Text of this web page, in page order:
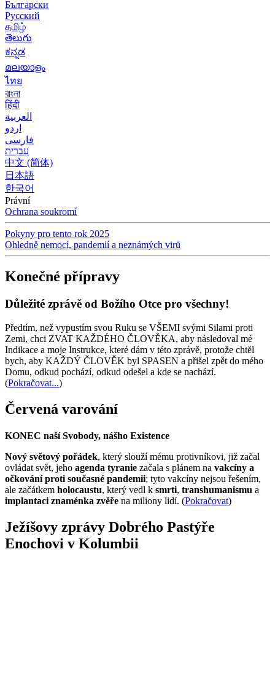
Български
Русский
தமிழ்
తెలుగు
ಕನ್ನಡ
മലയാളം
ไทย
বাংলা
हिंदी
العربية
اردو
فارسی
עִברִית
中文 (简体)
日本語
한국어
Právní
Ochrana soukromí
Pokyny pro tento rok 2025
Ohledně nemocí, pandemií a neznámých virů
Konečné přípravy
Důležité zprávě od Božího Otce pro všechny!
Předtím, než vypustím svou Ruku se VŠEMI svými Silami proti
Zemi, chci ZVAT KAŽDÉHO ČLOVĚKA, aby následoval mé
Indikace a moje Instrukce, které dám v této zprávě, protože chtěl
bych, aby KAŽDÝ ČLOVĚK byl SPASEN a přišel zpět do mého
Domu, odkud pochází, odkud odešel a kde se nachází.
(Pokračovat...)
Červená varování
KONEC naší Svobody, nášho Existence
Nový světový pořádek, který slouží mému protivníkovi, již začal
ovládat svět, jeho agenda tyranie začala s plánem na vakcíny a
očkování proti současné pandemii; tyto vakcíny nejsou řešením,
ale začátkem holocaustu, který vedl k smrti, transhumanismu a
implantaci znaménka zvěře na miliony lidí. (Pokračovat)
Ježíšovy zprávy Dobrého Pastýře
Enochovi v Kolumbii